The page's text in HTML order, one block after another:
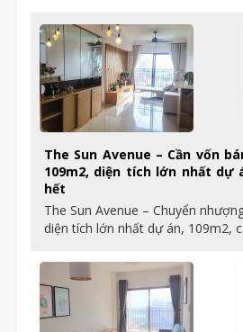
The Sun Avenue – Cần vốn
109m2, diện tích lớn nhất dự
hết
The Sun Avenue – Chuyển
diện tích lớn nhất dự án, 109m2,